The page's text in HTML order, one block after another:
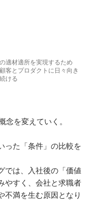
適材適所を実現するため
客とプロダクトに日々向き
ける
念を変えていく。
った「条件」の比較を
では、入社後の「価値
やすく、会社と求職者
不満を生む原因となり